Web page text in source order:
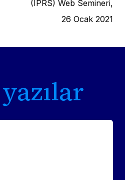
(IPRS) Web Semineri,
26 Ocak 2021